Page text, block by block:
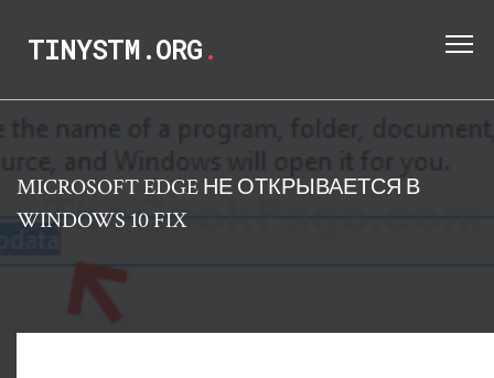
TINYSTM.ORG.
MICROSOFT EDGE НЕ ОТКРЫВАЕТСЯ В
WINDOWS 10 FIX